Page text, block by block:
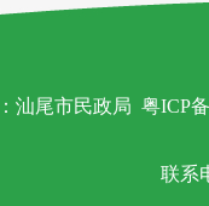
汕尾市民政局 粤ICP
联系